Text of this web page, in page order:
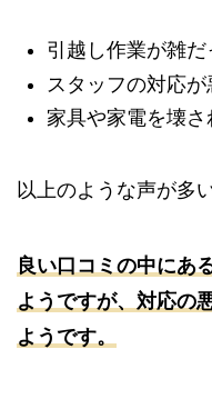
引越し作業が雑だ
スタッフの対応が
家具や家電を壊さ
以上のような声が多
良い口コミの中にあ
ようですが、対応の
ようです。